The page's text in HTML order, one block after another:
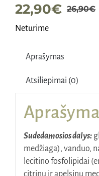
26,90€
22,90€
Neturime
Aprašymas
Atsiliepimai (0)
Sudedamosios dalys:
medžiaga), vanduo,
lecitino fosfolipidai
citrinų ir apelsinų